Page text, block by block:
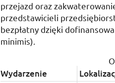
przejazd oraz
przedstawicieli
bezpłatny dzięki
minimis).
Wydarzenie